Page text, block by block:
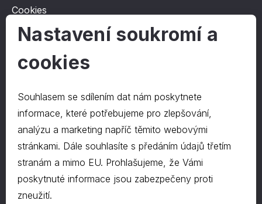
Cookies
Ochrana osobních údajů
O společnosti
Kontakt
O nás
Kontakty
577 222 666
©2024 PD-HRAPA s.r.o.
Nastavení soukromí a
cookies
Souhlasem se sdílením dat nám poskytnete
informace, které potřebujeme pro zlepšování,
analýzu a marketing napříč těmito webovými
stránkami. Dále souhlasíte s předáním údajů třetím
stranám a mimo EU. Prohlašujeme, že Vámi
poskytnuté informace jsou zabezpečeny proti
zneužití.